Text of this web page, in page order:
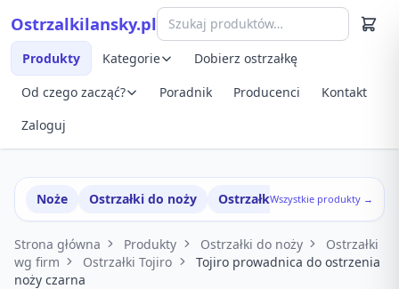
Ostrzalkilansky.pl
Produkty Kategorie
Dobierz ostrzałkę
Od czego zacząć?
Poradnik Producenci
Kontakt
Zaloguj
Noże Ostrzałki do noży Ostrzałki w zestawach
Wszystkie produkty →
Strona główna Produkty Ostrzałki do noży
Ostrzałki
wg firm
Ostrzałki Tojiro
Tojiro prowadnica do ostrzenia
noży czarna
Szybki podgląd produktu